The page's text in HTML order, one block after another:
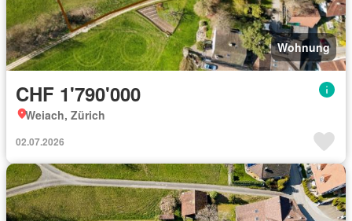
Wohnung
CHF 1'790'000
Weiach, Zürich
02.07.2026